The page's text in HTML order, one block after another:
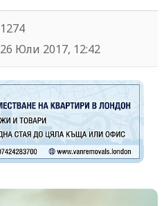
1274
26 Юли 2017, 12:42